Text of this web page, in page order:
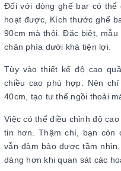
Đối với dòng ghế bar có thể
hoạt được, Kích thước ghế
90cm mà thôi. Đặc biệt,
chân phía dưới khá tiện lợi.
Tùy vào thiết kế độ cao
chiều cao phù hợp. Nên
40cm, tạo tư thế ngồi thoải
Việc có thể điều chỉnh độ
tin hơn. Thậm chí, bạn còn
vẫn đảm bảo được tầm
dàng hơn khi quan sát các